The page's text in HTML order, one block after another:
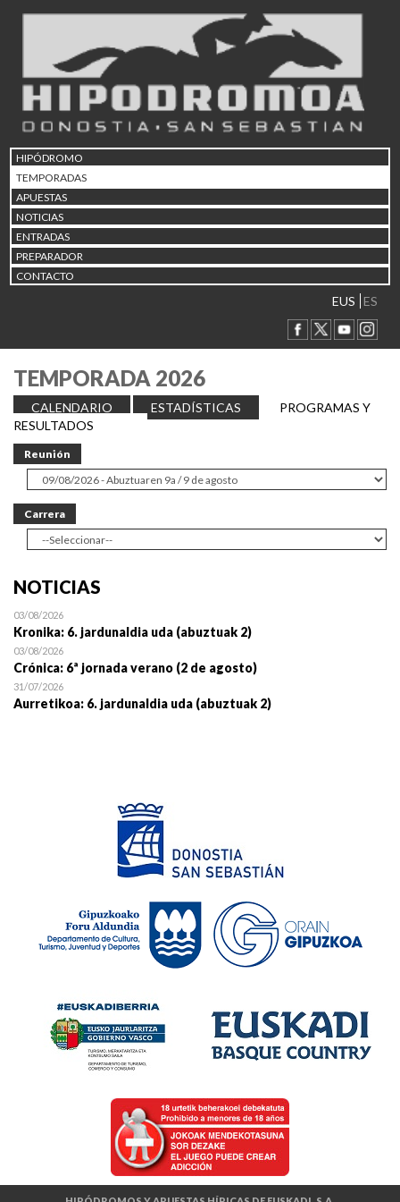
HIPÓDROMO
TEMPORADAS
APUESTAS
NOTICIAS
ENTRADAS
PREPARADOR
CONTACTO
EUS ES
TEMPORADA 2026
CALENDARIO ESTADÍSTICAS
PROGRAMAS Y
RESULTADOS
Reunión
Carrera
NOTICIAS
03/08/2026
Kronika: 6. jardunaldia uda (abuztuak 2)
03/08/2026
Crónica: 6ª jornada verano (2 de agosto)
31/07/2026
Aurretikoa: 6. jardunaldia uda (abuztuak 2)